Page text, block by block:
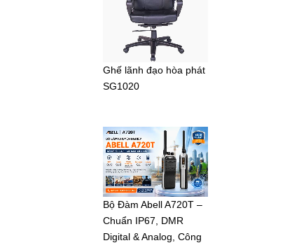
Ghế lãnh đạo hòa phát
SG1020
Bộ Đàm Abell A720T –
Chuẩn IP67, DMR
Digital & Analog, Công